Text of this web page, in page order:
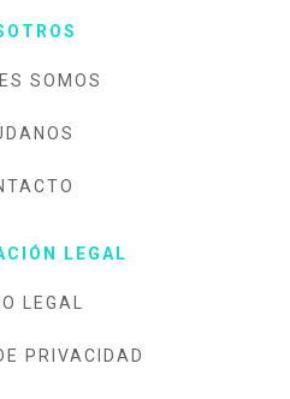
SOMOS
LEGAL
LEGAL
PRIVACIDAD